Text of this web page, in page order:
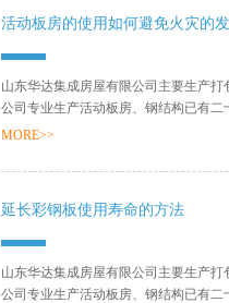
活动板房的使用如何避免火灾的
山东华达集成房屋有限公司主要生产
公司专业生产活动板房、钢结构已有
销售网络、售后服务等方面打下了坚实
MORE>>
延长彩钢板使用寿命的方法
山东华达集成房屋有限公司主要生产
公司专业生产活动板房、钢结构已有